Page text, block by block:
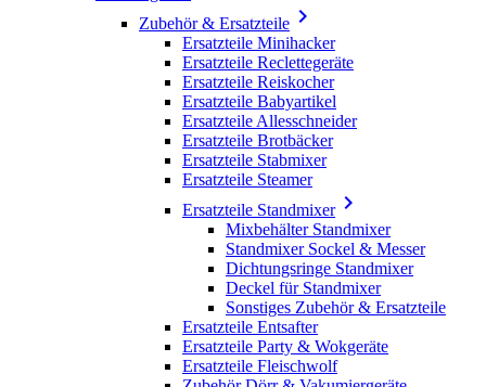
Zubehör & Ersatzteile 
Ersatzteile Minihacker
Ersatzteile Reclettegeräte
Ersatzteile Reiskocher
Ersatzteile Babyartikel
Ersatzteile Allesschneider
Ersatzteile Brotbäcker
Ersatzteile Stabmixer
Ersatzteile Steamer
Ersatzteile Standmixer
Mixbehälter Standmixer
Standmixer Sockel & Messer
Dichtungsringe Standmixer
Deckel für Standmixer
Sonstiges Zubehör & Ersatzteile
Ersatzteile Entsafter
Ersatzteile Party & Wokgeräte
Ersatzteile Fleischwolf